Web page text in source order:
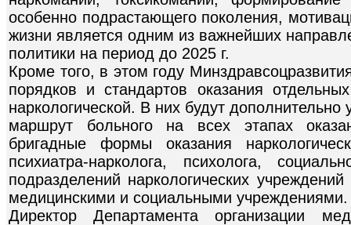
особенно подрастающего поколения,
жизни является одним из важнейших
политики на период до 2025 г.
Кроме того, в этом году
порядков и стандартов оказания
наркологической. В них будут
маршрут больного на всех этапах
бригадные формы оказания
психиатра-нарколога, психолога,
подразделений наркологических
медицинскими и социальными учреждениями.
Директор Департамента организации